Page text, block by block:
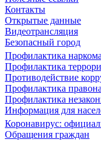
Контакты
Открытые данные
Видеотрансляция
Безопасный город
Профилактика
Профилактика
Противодействие
Профилактика
Профилактика
Информация для
Коронавирус:
Обращения граждан